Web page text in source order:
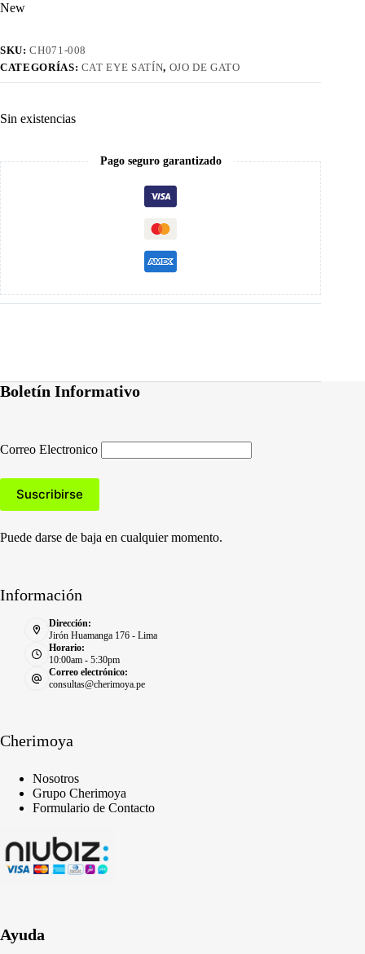
New
SKU:CH071-008
CATEGORÍAS: CAT EYE SATÍN, OJO DE GATO
Sin existencias
Pago seguro garantizado
Boletín Informativo
Correo Electronico
Puede darse de baja en cualquier momento.
Información
Dirección:
Jirón Huamanga 176 - Lima
Horario:
10:00am - 5:30pm
Correo electrónico:
consultas@cherimoya.pe
Cherimoya
Nosotros
Grupo Cherimoya
Formulario de Contacto
Ayuda